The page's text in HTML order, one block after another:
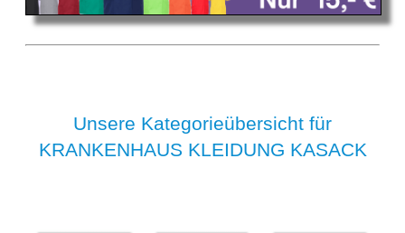
Unsere Kategorieübersicht für
KRANKENHAUS KLEIDUNG KASACK